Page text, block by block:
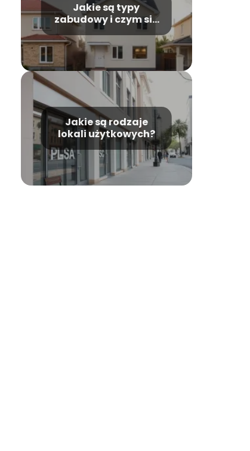
Jakie są typy
zabudowy i czym się
od siebie różnią?
Jakie są rodzaje
lokali użytkowych?